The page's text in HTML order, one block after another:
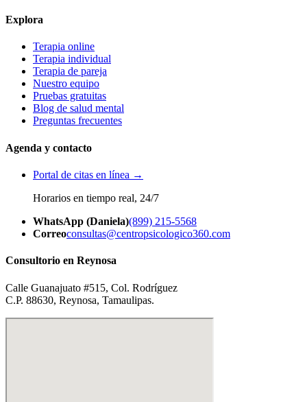
Explora
Terapia online
Terapia individual
Terapia de pareja
Nuestro equipo
Pruebas gratuitas
Blog de salud mental
Preguntas frecuentes
Agenda y contacto
Portal de citas en línea →
Horarios en tiempo real, 24/7
WhatsApp (Daniela)(899) 215-5568
Correoconsultas@centropsicologico360.com
Consultorio en Reynosa
Calle Guanajuato #515, Col. Rodríguez
C.P. 88630, Reynosa, Tamaulipas.